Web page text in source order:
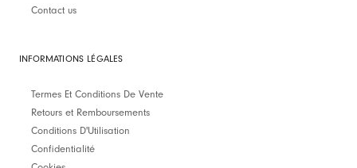
Contact us
INFORMATIONS LÉGALES
Termes Et Conditions De Vente
Retours et Remboursements
Conditions D'Utilisation
Confidentialité